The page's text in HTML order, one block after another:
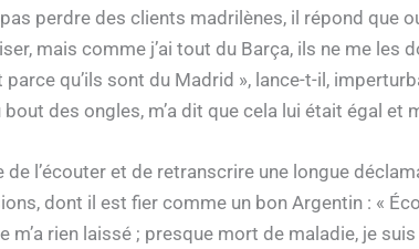
perdre des clients madrilènes, il répond que
mais comme j’ai tout du Barça, ils ne me les
qu’ils sont du Madrid », lance-t-il,
des ongles, m’a dit que cela lui était égal et
l’écouter et de retranscrire une longue
dont il est fier comme un bon Argentin : «
m’a rien laissé ; presque mort de maladie, je